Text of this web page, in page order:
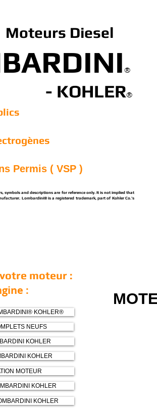
Moteurs Diesel
®
- KOHLER®
Permis ( VSP )
symbols and descriptions are for reference only. It is not implied that
Lombardini® is a registered trademark, part of Kohler Co.’s
KOHLER
KOHLER
KOHLER
NEUFS
KOHLER®
KOHLER
MOTEUR
moteur :
: